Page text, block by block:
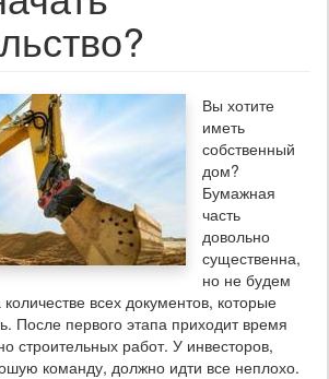
Вы хотите
иметь
собственный
дом?
Бумажная
часть
довольно
существенна,
но не будем
всех документов, которые
После первого этапа приходит время
строительных работ. У инвесторов,
команду, должно идти все неплохо.